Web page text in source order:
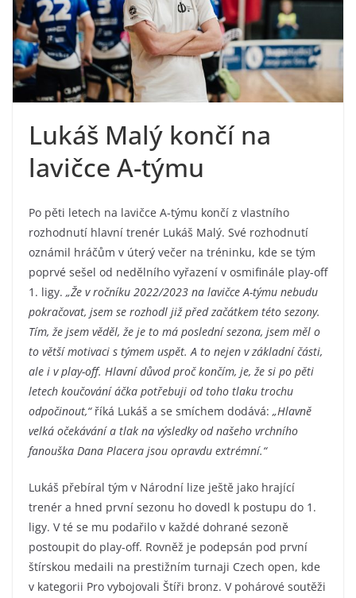
Lukáš Malý končí na
lavičce A-týmu
Po pěti letech na lavičce A-týmu končí z vlastního
rozhodnutí hlavní trenér Lukáš Malý. Své rozhodnutí
oznámil hráčům v úterý večer na tréninku, kde se tým
poprvé sešel od nedělního vyřazení v osmifinále play-off
1. ligy. „Že v ročníku 2022/2023 na lavičce A-týmu nebudu
pokračovat, jsem se rozhodl již před začátkem této sezony.
Tím, že jsem věděl, že je to má poslední sezona, jsem měl o
to větší motivaci s týmem uspět. A to nejen v základní části,
ale i v play-off. Hlavní důvod proč končím, je, že si po pěti
letech koučování áčka potřebuji od toho tlaku trochu
odpočinout,“říká Lukáš a se smíchem dodává: „Hlavně
velká očekávání a tlak na výsledky od našeho vrchního
fanouška Dana Placera jsou opravdu extrémní.“
Lukáš přebíral tým v Národní lize ještě jako hrající
trenér a hned první sezonu ho dovedl k postupu do 1.
ligy. V té se mu podařilo v každé dohrané sezoně
postoupit do play-off. Rovněž je podepsán pod první
štírskou medaili na prestižním turnaji Czech open, kde
v kategorii Pro vybojovali Štíři bronz. V pohárové soutěži